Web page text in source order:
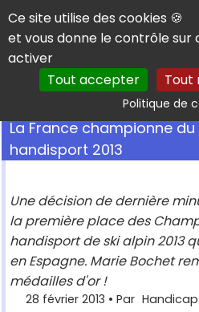
Panneau de gestion des cookies
Ce site utilise des cookies 🍪
et vous donne le contrôle sur
activer
Tout accepter
Tout
Politique de
La France championne
handisport 2013
Une décision de dernière
la première place des
handisport de ski alpin 2013
en Espagne. Marie Bochet
médailles d'or !
28 février 2013 • Par